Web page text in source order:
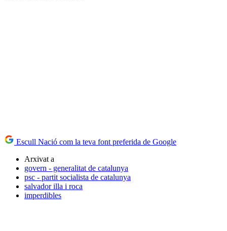
Escull Nació com la teva font preferida de Google
Arxivat a
govern - generalitat de catalunya
psc - partit socialista de catalunya
salvador illa i roca
imperdibles